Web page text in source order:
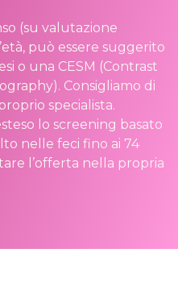
(su valutazione
può essere suggerito
o una CESM (Contrast
Consigliamo di
specialista.
lo screening basato
nelle feci fino ai 74
l’offerta nella propria